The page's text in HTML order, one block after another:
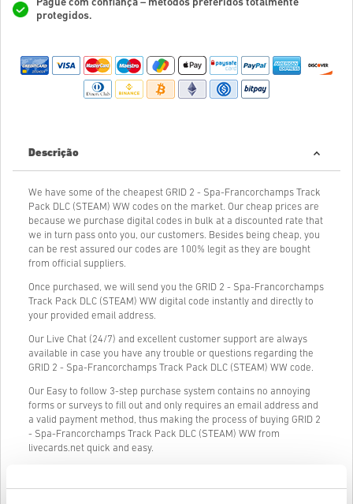
Pague com confiança – métodos preferidos totalmente
protegidos.
Descrição
We have some of the cheapest GRID 2 - Spa-Francorchamps Track
Pack DLC (STEAM) WW codes on the market. Our cheap prices are
because we purchase digital codes in bulk at a discounted rate that
we in turn pass onto you, our customers. Besides being cheap, you
can be rest assured our codes are 100% legit as they are bought
from official suppliers.
Once purchased, we will send you the GRID 2 - Spa-Francorchamps
Track Pack DLC (STEAM) WW digital code instantly and directly to
your provided email address.
Our Live Chat (24/7) and excellent customer support are always
available in case you have any trouble or questions regarding the
GRID 2 - Spa-Francorchamps Track Pack DLC (STEAM) WW code.
Our Easy to follow 3-step purchase system contains no annoying
forms or surveys to fill out and only requires an email address and
a valid payment method, thus making the process of buying GRID 2
- Spa-Francorchamps Track Pack DLC (STEAM) WW from
livecards.net quick and easy.